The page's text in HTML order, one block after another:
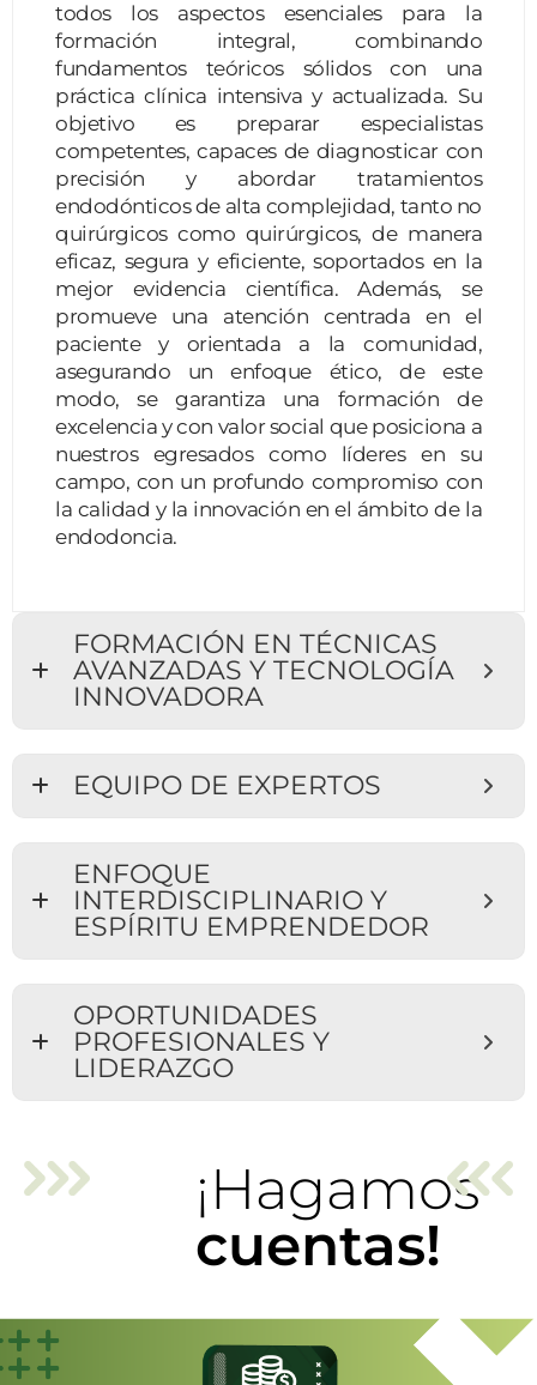
todos los aspectos esenciales para la
formación integral, combinando
fundamentos teóricos sólidos con una
práctica clínica intensiva y actualizada. Su
objetivo es preparar especialistas
competentes, capaces de diagnosticar con
precisión y abordar tratamientos
endodónticos de alta complejidad, tanto no
quirúrgicos como quirúrgicos, de manera
eficaz, segura y eficiente, soportados en la
mejor evidencia científica. Además, se
promueve una atención centrada en el
paciente y orientada a la comunidad,
asegurando un enfoque ético, de este
modo, se garantiza una formación de
excelencia y con valor social que posiciona a
nuestros egresados como líderes en su
campo, con un profundo compromiso con
la calidad y la innovación en el ámbito de la
endodoncia.
FORMACIÓN EN TÉCNICAS
AVANZADAS Y TECNOLOGÍA
INNOVADORA
EQUIPO DE EXPERTOS
ENFOQUE
INTERDISCIPLINARIO Y
ESPÍRITU EMPRENDEDOR
OPORTUNIDADES
PROFESIONALES Y
LIDERAZGO
¡Hagamos
cuentas!